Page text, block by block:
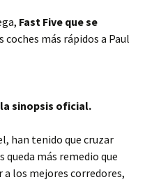
Fast Five que se
más rápidos a Paul
sinopsis oficial.
han tenido que cruzar
más remedio que
los mejores corredores,